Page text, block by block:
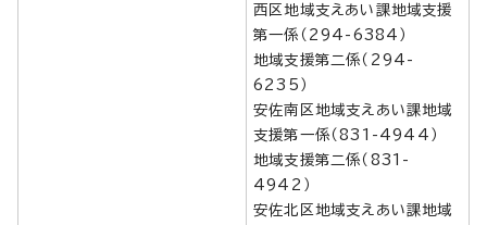
西区地域支えあい課地域支援
第一係（294-6384）
地域支援第二係（294-
6235）
安佐南区地域支えあい課地域
支援第一係（831-4944）
地域支援第二係（831-
4942）
安佐北区地域支えあい課地域